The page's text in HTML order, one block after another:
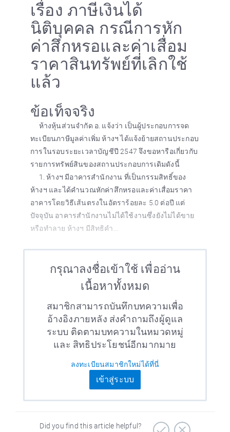
เรื่อง ภาษีเงินได้
นิติบุคคล กรณีการหัก
ค่าสึกหรอและค่าเสื่อม
ราคาสินทรัพย์ที่เลิกใช้
แล้ว
ข้อเท็จจริง
ห้างหุ้นส่วนจำกัด อ. แจ้งว่า เป็นผู้ประกอบการจด
ทะเบียนภาษีมูลค่าเพิ่ม ห้างฯ ได้แจ้งย้ายสถานประกอบ
การในรอบระยะเวลาบัญชีปี 2547 จึงขอหารือเกี่ยวกับ
รายการทรัพย์สินของสถานประกอบการเดิมดังนี้
1. ห้างฯ มีอาคารสำนักงาน ที่เป็นกรรมสิทธิ์ของ
ห้างฯ และได้คำนวณหักค่าสึกหรอและค่าเสื่อมราคา
อาคารโดยวิธีเส้นตรงในอัตราร้อยละ 5.0 ต่อปี แต่
ปัจจุบัน อาคารสำนักงานไม่ได้ใช้งานซึ่งยังไม่ได้ขาย
หรือทำลาย ห้างฯ มีสิทธิคำ...
กรุณาลงชื่อเข้าใช้ เพื่ออ่าน
เนื้อหาทั้งหมด
สมาชิกสามารถบันทึกบทความเพื่อ
อ้างอิงภายหลัง ส่งคำถามถึงผู้ดูแล
ระบบ ติดตามบทความในหมวดหมู่
และ สิทธิประโยชน์อีกมากมาย
ลงทะเบียนสมาชิกใหม่ได้ที่นี่
เข้าสู่ระบบ
Did you find this article helpful?